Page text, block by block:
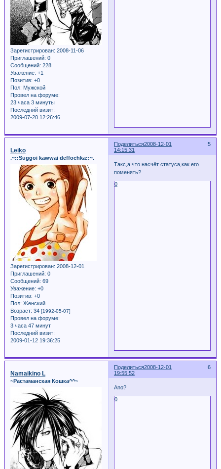
Зарегистрирован: 2008-11-06
Приглашений: 0
Сообщений: 228
Уважение: +1
Позитив: +0
Пол: Мужской
Провел на форуме:
23 часа 3 минуты
Последний визит:
2009-07-20 12:26:46
Поделиться 5
2008-12-01
14:15:31
Leiko
.~::Suggoi kawwai deffochka::~.
Зарегистрирован: 2008-12-01
Приглашений: 0
Сообщений: 69
Уважение: +0
Позитив: +0
Пол: Женский
Возраст: 34 [1992-05-07]
Провел на форуме:
3 часа 47 минут
Последний визит:
2009-01-12 19:36:25
Такс,а что насчёт статуса,как его
поменять?
0
Поделиться 6
2008-12-01
19:55:52
Namaikino L
~Растаманская Кошка^^~
Ano?
0